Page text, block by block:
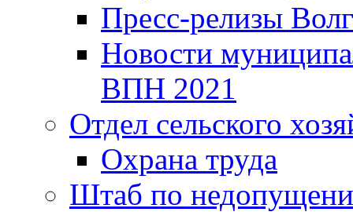
Пресс-релизы
Новости
ВПН 2021
Отдел сельского
Охрана труда
Штаб по